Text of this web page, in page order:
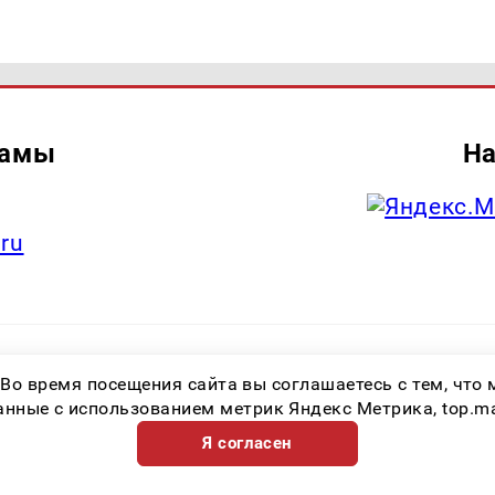
информационной продукции: 16+ Зарегистрировавший орган:
коммуникаций (Роскомнадзор) Регистрационный номер СМИ ЭЛ № ФС
время посещения сайта вы соглашаетесь с тем,
с использованием метрик Яндекс Метрика,
Я согласен